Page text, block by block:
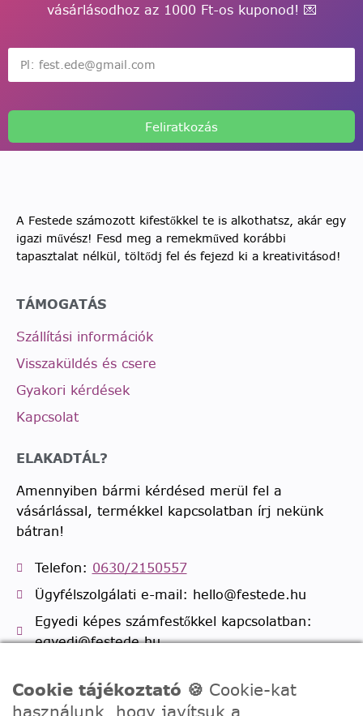
vásárlásodhoz az 1000 Ft-os kuponod! 💌
Feliratkozás
A Festede számozott kifestőkkel te is alkothatsz, akár egy
igazi művész! Fesd meg a remekműved korábbi
tapasztalat nélkül, töltődj fel és fejezd ki a kreativitásod!
TÁMOGATÁS
Szállítási információk
Visszaküldés és csere
Gyakori kérdések
Kapcsolat
ELAKADTÁL?
Amennyiben bármi kérdésed merül fel a
vásárlással, termékkel kapcsolatban írj nekünk
bátran!
Telefon: 0630/2150557
Ügyfélszolgálati e-mail: hello@festede.hu
Egyedi képes számfestőkkel kapcsolatban:
egyedi@festede.hu
Csatlakozz 19.000 fősFacebook csoportunkhoz!
Cookie tájékoztató 🍪 Cookie-kat
használunk, hogy javítsuk a